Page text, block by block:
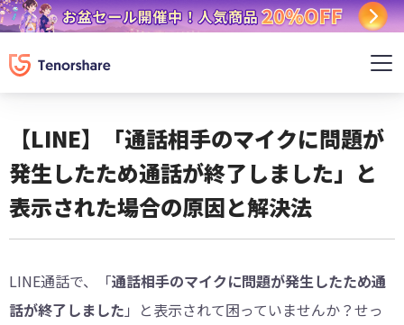
【LINE】「通話相手のマイクに問題が
発生したため通話が終了しました」と
表示された場合の原因と解決法
LINE通話で、「通話相手のマイクに問題が発生したため通
話が終了しました 」と表示されて困っていませんか？せっ